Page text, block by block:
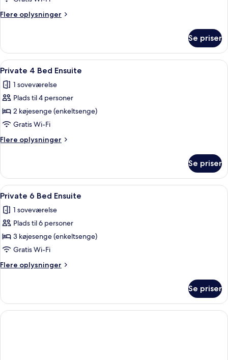
Ensuite
Flere oplysninger
Flere
Triple
Ensuite
Se priser
Indlæs
alle
billeder
af
Private
4
Bed
Ensuite
Et lille værelse med køjesenge, et
4
Private 4 Bed Ensuite
1 soveværelse
Plads til 4 personer
2 køjesenge (enkeltsenge)
Gratis Wi-Fi
Flere oplysninger
Flere
4
Bed
Ensuite
Se priser
Indlæs
alle
billeder
af
Private
6
Bed
Ensuite
Et soveværelse med køjesenge, et
6
Private 6 Bed Ensuite
1 soveværelse
Plads til 6 personer
3 køjesenge (enkeltsenge)
Gratis Wi-Fi
Flere oplysninger
Flere
6
Bed
Ensuite
Se priser